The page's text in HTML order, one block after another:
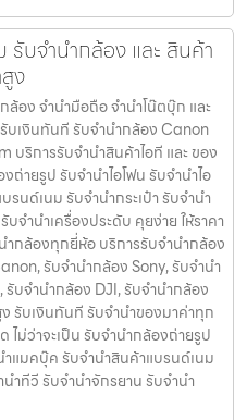
บจํานํากล้อง และ สินค้า
ง
อง จำนำมือถือ จำนำโน๊ตบุ๊ก และ
บเงินทันที รับจำนำกล้อง Canon
บริการรับจํานําสินค้าไอที และ ของ
ถ่ายรูป รับจํานําไอโฟน รับจํานําไอ
นด์เนม รับจํานํากระเป๋า รับจํานํา
จํานําเครื่องประดับ คุยง่าย ให้ราคา
กล้องทุกยี่ห้อ บริการรับจำนำกล้อง
รับจำนำกล้อง Sony, รับจำนำ
บจำนำกล้อง DJI, รับจำนำกล้อง
รับเงินทันที รับจำนำของมาค่าทุก
ม่ว่าจะเป็น รับจํานํากล้องถ่ายรูป
าแมคบุ๊ค รับจํานําสินค้าแบรนด์เนม
าทีวี รับจํานําจักรยาน รับจํานํา